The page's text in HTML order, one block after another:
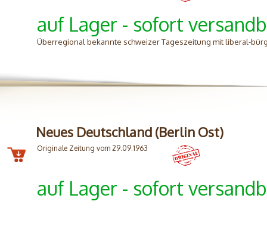
auf Lager - sofort
Überregional bekannte schweizer Tageszeitung mit liberal-
Neues Deutschland (Berlin Ost)
Originale Zeitung vom 29.09.1963
auf Lager - sofort